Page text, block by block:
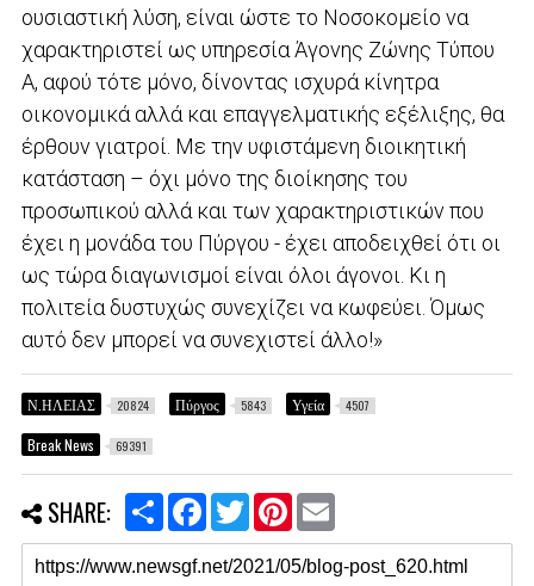
ουσιαστική λύση, είναι ώστε το Νοσοκομείο να
χαρακτηριστεί ως υπηρεσία Άγονης Ζώνης Τύπου
Α, αφού τότε μόνο, δίνοντας ισχυρά κίνητρα
οικονομικά αλλά και επαγγελματικής εξέλιξης, θα
έρθουν γιατροί. Με την υφιστάμενη διοικητική
κατάσταση – όχι μόνο της διοίκησης του
προσωπικού αλλά και των χαρακτηριστικών που
έχει η μονάδα του Πύργου - έχει αποδειχθεί ότι οι
ως τώρα διαγωνισμοί είναι όλοι άγονοι. Κι η
πολιτεία δυστυχώς συνεχίζει να κωφεύει. Όμως
αυτό δεν μπορεί να συνεχιστεί άλλο!»
Ν.ΗΛΕΙΑΣ 20824 Πύργος 5843 Υγεία 4507
Break News 69391
SHARE:
S
a
r
e
F
c
e
b
T
i
t
t
P
n
t
e
E
a
i
l